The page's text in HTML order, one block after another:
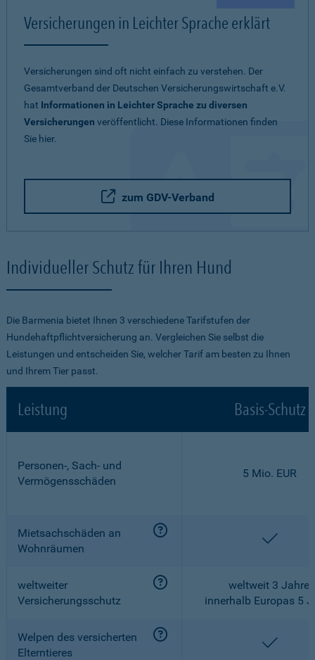
Versicherungen in Leichter Sprache erklärt
Versicherungen sind oft nicht einfach zu verstehen. Der
Gesamtverband der Deutschen Versicherungswirtschaft e.V.
hat Informationen in Leichter Sprache zu diversen
Versicherungen veröffentlicht. Diese Informationen finden
Sie hier.
zum GDV-Verband
Individueller Schutz für Ihren Hund
Die Barmenia bietet Ihnen 3 verschiedene Tarifstufen der
Hundehaftpflichtversicherung an. Vergleichen Sie selbst die
Leistungen und entscheiden Sie, welcher Tarif am besten zu Ihnen
und Ihrem Tier passt.
Leistung Basis-Schutz
Personen-, Sach- und
Vermögensschäden
5 Mio. EUR
Mietsachschäden an
Wohnräumen
weltweiter
Versicherungsschutz
weltweit 3 Jahre,
innerhalb Europas 5
Welpen des versicherten
Elterntieres